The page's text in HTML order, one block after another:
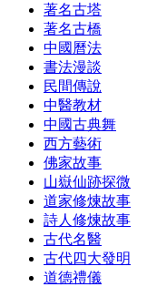
著名古塔
著名古橋
中國曆法
書法漫談
民間傳說
中醫教材
中國古典舞
西方藝術
佛家故事
山嶽仙跡探微
道家修煉故事
詩人修煉故事
古代名醫
古代四大發明
道德禮儀